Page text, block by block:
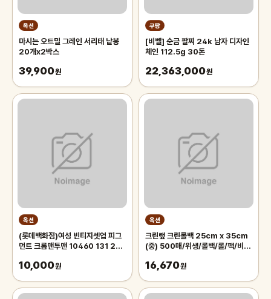
옥션
마시는 오트밀 그레인 서리태 낱봉
20개x2박스
39,900원
쿠팡
[비벨] 순금 팔찌 24k 남자 디자인
체인 112.5g 30돈
22,363,000원
옥션
(롯데백화점)여성 빈티지셋업 피그
먼트 크롭맨투맨 10460 131 256
10,000원
옥션
크린랲 크린롤백 25cm x 35cm
(중) 500매/위생/롤백/롤/팩/비
봉지
16,670원